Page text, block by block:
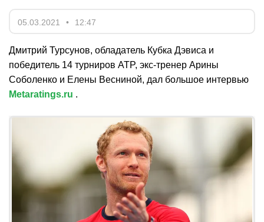
05.03.2021 12:47
Дмитрий Турсунов, обладатель Кубка Дэвиса и
победитель 14 турниров ATP, экс-тренер Арины
Соболенко и Елены Весниной, дал большое интервью
Metaratings.ru .